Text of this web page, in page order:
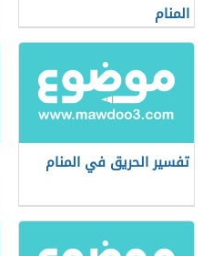
المنام
تفسير الحريق في المنام